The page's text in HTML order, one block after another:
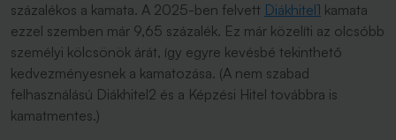
százalékos a kamata. A 2025-ben felvett Diákhitel1 kamata
ezzel szemben már 9,65 százalék. Ez már közelíti az olcsóbb
személyi kölcsönök árát, így egyre kevésbé tekinthető
kedvezményesnek a kamatozása. (A nem szabad
felhasználású Diákhitel2 és a Képzési Hitel továbbra is
kamatmentes.)